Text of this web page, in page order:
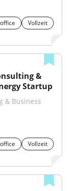
Vollzeit
&
Startup
& Business
Vollzeit